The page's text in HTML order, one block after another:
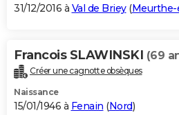
31/12/2016 à Val de Briey(Meurthe-
Francois SLAWINSKI (69
Créer une cagnotte obsèques
Naissance
15/01/1946 à Fenain (Nord)